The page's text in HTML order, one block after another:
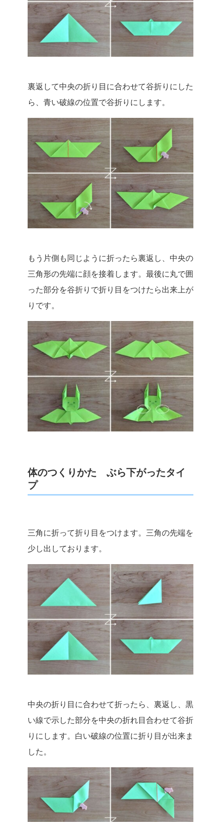
裏返して中央の折り目に合わせて谷折りにした
ら、青い破線の位置で谷折りにします。
もう片側も同じように折ったら裏返し、中央の
三角形の先端に顔を接着します。最後に丸で囲
った部分を谷折りで折り目をつけたら出来上が
りです。
体のつくりかた ぶら下がったタイ
プ
三角に折って折り目をつけます。三角の先端を
少し出しております。
中央の折り目に合わせて折ったら、裏返し、黒
い線で示した部分を中央の折れ目合わせて谷折
りにします。白い破線の位置に折り目が出来ま
した。